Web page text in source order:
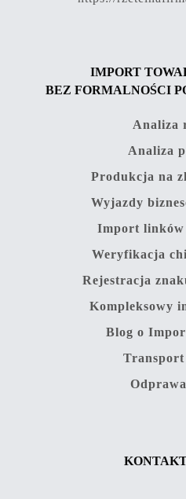
IMPORT
BEZ FORMALNOŚCI
Analiza
Analiza
Produkcja na
Wyjazdy
Import linków
Weryfikacja
Rejestracja
Kompleksowy
Blog o